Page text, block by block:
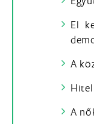
El
A
A